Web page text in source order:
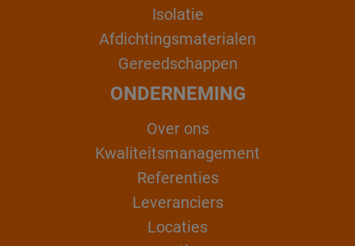
Isolatie
Afdichtingsmaterialen
Gereedschappen
ONDERNEMING
Over ons
Kwaliteitsmanagement
Referenties
Leveranciers
Locaties